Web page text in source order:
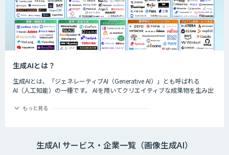
生成AIとは？
生成AIとは、「ジェネレーティブAI（Generative AI）」とも呼ばれる
AI（人工知能）の一種です。 AIを用いてクリエイティブな成果物を生み出
グラムのコード、文章など多岐にわたります。
もっと見る
生成AI サービス・企業一覧（画像生成AI）